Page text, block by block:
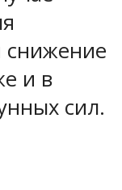
снижение
и в
сил.